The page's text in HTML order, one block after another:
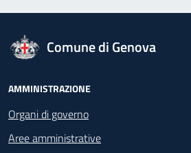
logo Unione Europea
Comune di Genova
Footer - Navigazione
AMMINISTRAZIONE
Organi di governo
Aree amministrative